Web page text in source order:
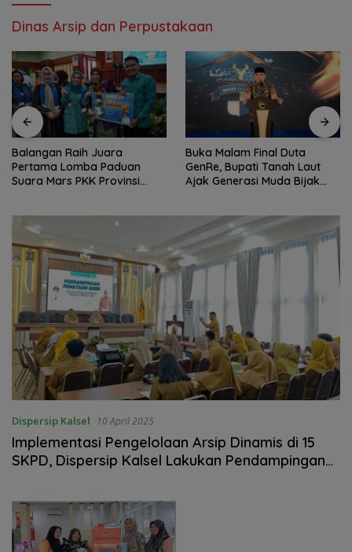
Dinas Arsip dan Perpustakaan
Balangan Raih Juara
Pertama Lomba Paduan
Suara Mars PKK Provinsi
Buka Malam Final Duta
GenRe, Bupati Tanah Laut
Ajak Generasi Muda Bijak
Dispersip Kalsel 10 April 2025
Implementasi Pengelolaan Arsip Dinamis di 15
SKPD, Dispersip Kalsel Lakukan Pendampingan